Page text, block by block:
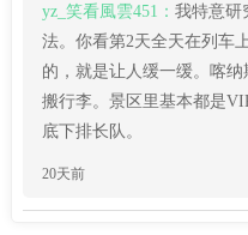
yz_笑看風雲451： 我特意研
法。你看第2天全天在列车
的，就是让人缓一缓。喀
搬行李。景区里基本都是
底下排长队。
20天前